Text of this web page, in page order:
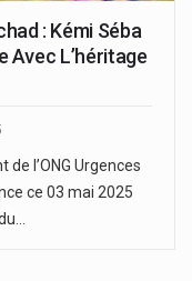
: Kémi Séba
Avec L’héritage
de l’ONG Urgences
ce 03 mai 2025